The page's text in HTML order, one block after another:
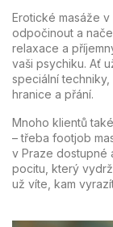
Erotické masáže
odpočinout a
relaxace a
vaši psychiku. Ať
speciální
hranice a přání.
Mnoho klientů
– třeba footjob
v Praze dostupné
pocitu, který
už víte, kam